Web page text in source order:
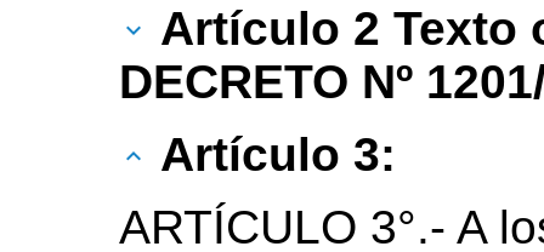
Artículo 2 Texto
DECRETO Nº
Artículo 3:
ARTÍCULO 3°.- A